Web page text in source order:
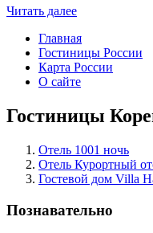
Читать далее
Главная
Гостиницы России
Карта России
О сайте
Гостиницы
Отель 1001 ночь
Отель Курортный
Гостевой дом Villa
Познавательно